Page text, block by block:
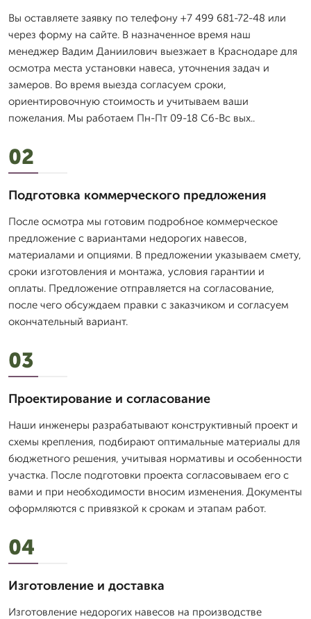
Вы оставляете заявку по телефону +7 499 681-72-48 или
через форму на сайте. В назначенное время наш
менеджер Вадим Даниилович выезжает в Краснодаре для
осмотра места установки навеса, уточнения задач и
замеров. Во время выезда согласуем сроки,
ориентировочную стоимость и учитываем ваши
пожелания. Мы работаем Пн-Пт 09-18 Сб-Вс вых..
02
Подготовка коммерческого предложения
После осмотра мы готовим подробное коммерческое
предложение с вариантами недорогих навесов,
материалами и опциями. В предложении указываем смету,
сроки изготовления и монтажа, условия гарантии и
оплаты. Предложение отправляется на согласование,
после чего обсуждаем правки с заказчиком и согласуем
окончательный вариант.
03
Проектирование и согласование
Наши инженеры разрабатывают конструктивный проект и
схемы крепления, подбирают оптимальные материалы для
бюджетного решения, учитывая нормативы и особенности
участка. После подготовки проекта согласовываем его с
вами и при необходимости вносим изменения. Документы
оформляются с привязкой к срокам и этапам работ.
04
Изготовление и доставка
Изготовление недорогих навесов на производстве